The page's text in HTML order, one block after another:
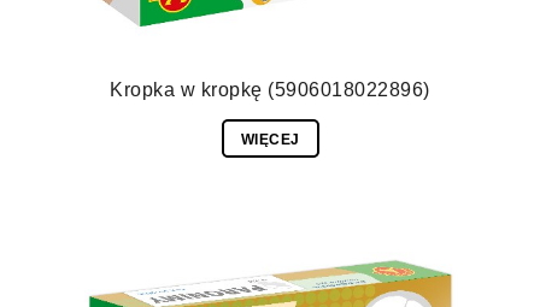
Kropka w kropkę (5906018022896)
WIĘCEJ